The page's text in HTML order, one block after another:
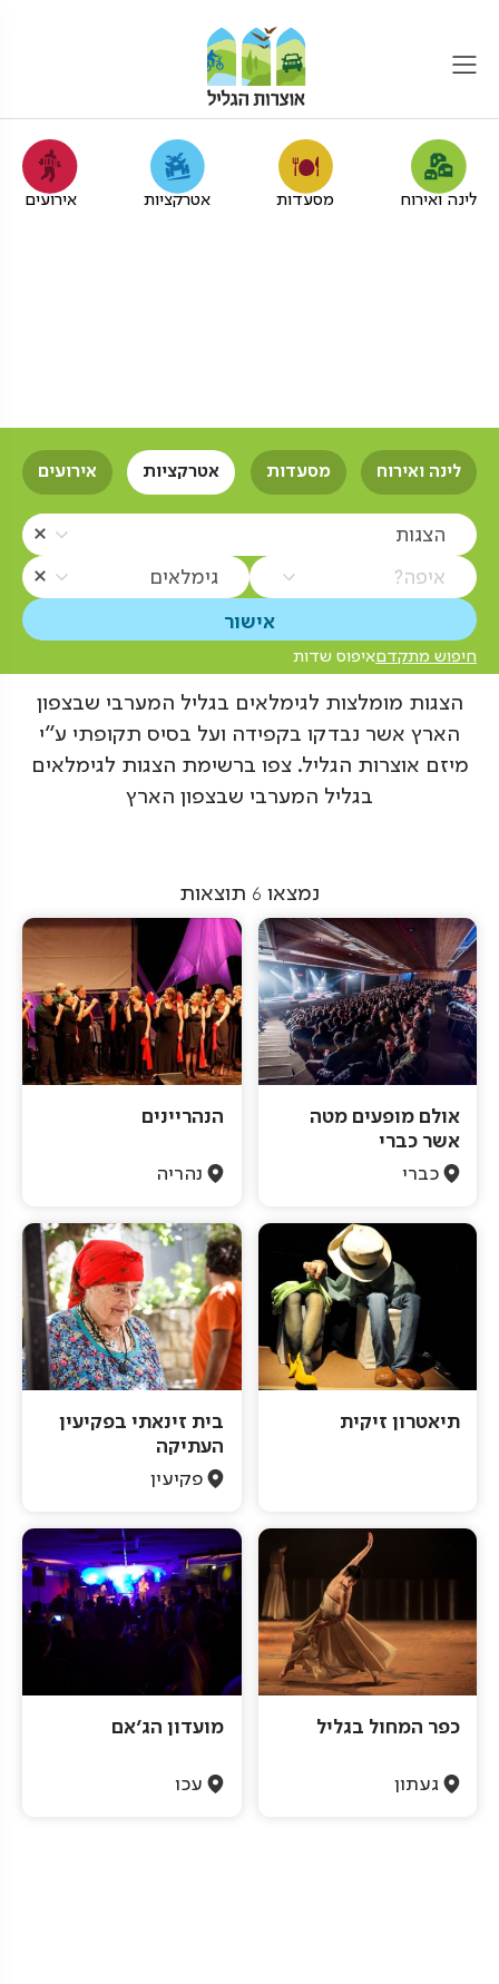
לינה ואירוח מסעדות אטרקציות אירועים
לינה ואירוח מסעדות אטרקציות אירועים
הצגות
איפה? גימלאים
חיפוש מתקדםאיפוס שדות
הצגות מומלצות לגימלאים בגליל המערבי שבצפון
הארץ אשר נבדקו בקפידה ועל בסיס תקופתי ע"י
מיזם אוצרות הגליל. צפו ברשימת הצגות לגימלאים
בגליל המערבי שבצפון הארץ
נמצאו 6 תוצאות
אולם מופעים מטה
אשר כברי
כברי
הנהריינים
נהריה
תיאטרון זיקית
בית זינאתי בפקיעין
העתיקה
פקיעין
כפר המחול בגליל
געתון
מועדון הג'אם
עכו